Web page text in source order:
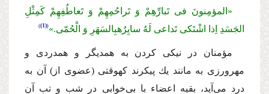
«المؤمِنونَ فى تَبارِّهِمْ وَ تَراحُمِهِمْ وَ تَعاطُفِهِمْ كَمِثْلِ
الجَسَدِ اِذا اشْتَكى تَداعى لَهُ سایِرُهبِالسَهَرِ وَ الْحُمّى.» (1)
مؤمنان در نیكى كردن به همدیگر و همدردى و
مهرورزى به مانند یك پیكرند كهوقتى (عضوى از) آن به
درد مى‌آید، بقیه اعضاء با بى‌خوابى در شب و تب آن